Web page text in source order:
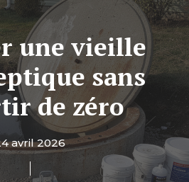
une vieille
sans
de zéro
avril 2026